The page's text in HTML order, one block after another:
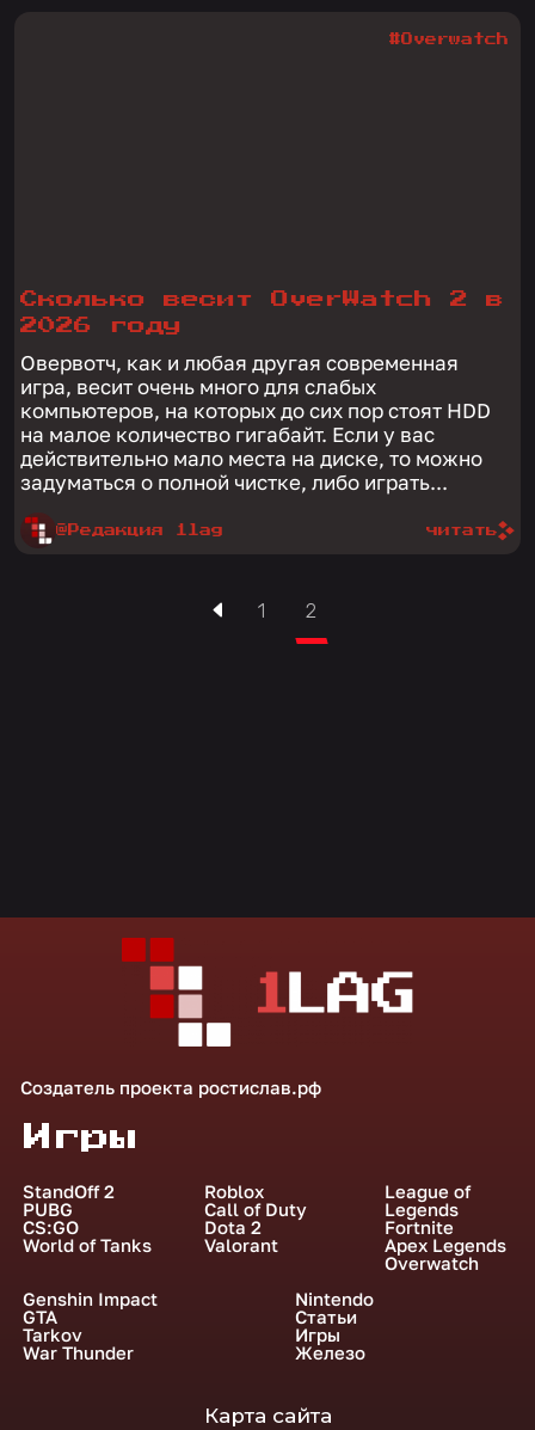
Сколько весит OverWatch 2 в
2026 году
Овервотч, как и любая другая современная
игра, весит очень много для слабых
компьютеров, на которых до сих пор стоят HDD
на малое количество гигабайт. Если у вас
действительно мало места на диске, то можно
задуматься о полной чистке, либо играть...
@Редакция 1lag
#Overwatch
читать
1 2
Создатель проекта ростислав.рф
Игры
StandOff 2
PUBG
CS:GO
World of Tanks
Roblox
Call of Duty
Dota 2
Valorant
League of
Legends
Fortnite
Apex Legends
Overwatch
Genshin Impact
GTA
Tarkov
War Thunder
Nintendo
Статьи
Игры
Железо
Карта сайта